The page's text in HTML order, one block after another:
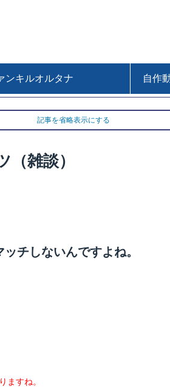
ンキルオルタナ 自作
記事を省略表示にする
雑談）
チしないんですよね。
ますね。